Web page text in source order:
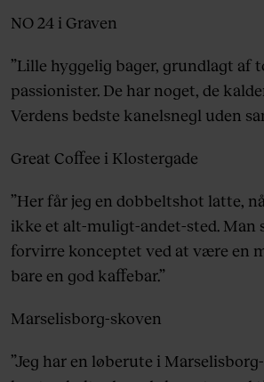
NO 24 i Graven
”Lille hyggelig bager, grundlagt af
passionister. De har noget, de
Verdens bedste kanelsnegl uden
Great Coffee i Klostergade
”Her får jeg en dobbeltshot latte,
ikke et alt-muligt-andet-sted. Man
forvirre konceptet ved at være en
bare en god kaffebar.”
Marselisborg-skoven
”Jeg har en løberute i